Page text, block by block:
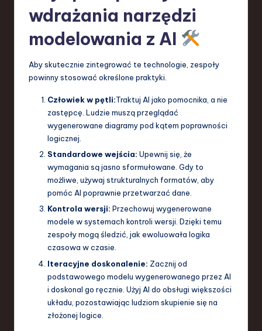
wdrażania narzędzi
modelowania z AI
Aby skutecznie zintegrować te technologie, zespoły
powinny stosować określone praktyki.
Człowiek w pętli:Traktuj AI jako pomocnika, a nie
zastępcę. Ludzie muszą przeglądać
wygenerowane diagramy pod kątem poprawności
logicznej.
Standardowe wejścia: Upewnij się, że
wymagania są jasno sformułowane. Gdy to
możliwe, używaj strukturalnych formatów, aby
pomóc AI poprawnie przetwarzać dane.
Kontrola wersji: Przechowuj wygenerowane
modele w systemach kontroli wersji. Dzięki temu
zespoły mogą śledzić, jak ewoluowała logika
czasowa w czasie.
Iteracyjne doskonalenie: Zacznij od
podstawowego modelu wygenerowanego przez AI
i doskonal go ręcznie. Użyj AI do obsługi większości
układu, pozostawiając ludziom skupienie się na
złożonej logice.